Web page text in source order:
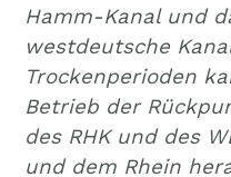
Hamm-Kanal und
westdeutsche
Trockenperioden
Betrieb der
des RHK und des
und dem Rhein